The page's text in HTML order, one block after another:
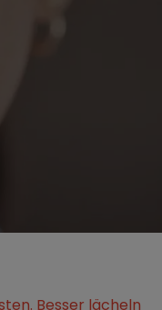
Besser lächeln